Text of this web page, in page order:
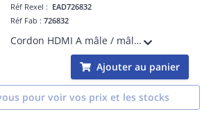
Réf Rexel : EAD726832
Réf Fab :726832
Cordon HDMI A mâle / mâle - FLEX - 5m - UHD 4K/60ips HDR 4:4:4 - 18 gbps - gaine souple ultra flexible - une facilité d'installation et d'usage incomparables grâce à sa gaine ultra flexible - blindage renforcé - OR
Ajouter au panier
pour voir vos prix et les stocks